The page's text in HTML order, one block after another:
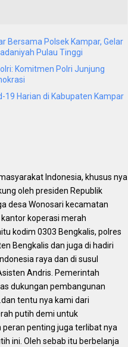
Bersama Polsek Kampar, Gelar
Pulau Tinggi
Komitmen Polri Junjung
19 Harian di Kabupaten Kampar
Indonesia, khusus nya
oleh presiden Republik
desa Wonosari kecamatan
koperasi merah
kodim 0303 Bengkalis, polres
Bengkalis dan juga di hadiri
raya dan di susul
Andris. Pemerintah
dukungan pembangunan
tentu nya kami dari
putih demi untuk
penting juga terlibat nya
ini. Oleh sebab itu berbelanja